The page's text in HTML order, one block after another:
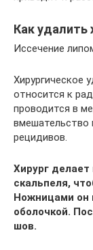
Как удалить
Иссечение
Хирургическое
относится к
проводится в
вмешательство
рецидивов.
Хирург
скальпеля,
Ножницами он
оболочкой.
шов.